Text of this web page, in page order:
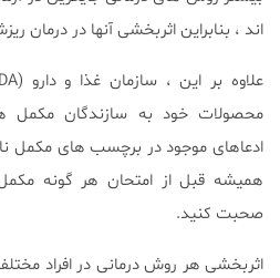
اند ، بنابراین اثربخشی آنها در
محصولات خود به سازندگان مکمل
ادعاهای موجود در برچسب های مکمل
همیشه قبل از امتحان هر گونه
صحبت کنید.
اثربخشی هر روش درمانی در افراد